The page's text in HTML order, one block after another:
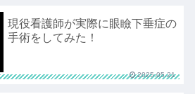
現役看護師が実際に眼瞼下垂症の
手術をしてみた！
2025.05.21